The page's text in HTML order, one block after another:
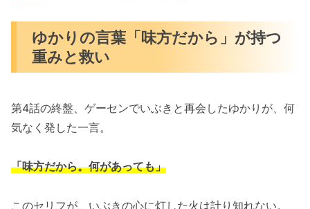
ゆかりの言葉「味方だから」が持つ
重みと救い
第4話の終盤、ゲーセンでいぶきと再会したゆかりが、何
気なく発した一言。
「味方だから。何があっても」
このセリフが、いぶきの心に灯した火は計り知れない。